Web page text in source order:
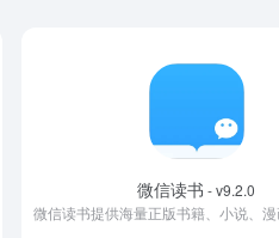
微信读书 - v9.2.0